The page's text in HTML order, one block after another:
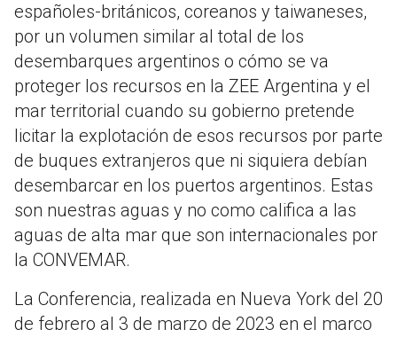
españoles-británicos, coreanos y taiwaneses,
por un volumen similar al total de los
desembarques argentinos o cómo se va
proteger los recursos en la ZEE Argentina y el
mar territorial cuando su gobierno pretende
licitar la explotación de esos recursos por parte
de buques extranjeros que ni siquiera debían
desembarcar en los puertos argentinos. Estas
son nuestras aguas y no como califica a las
aguas de alta mar que son internacionales por
la CONVEMAR.
La Conferencia, realizada en Nueva York del 20
de febrero al 3 de marzo de 2023 en el marco